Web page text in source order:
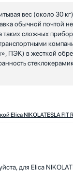
вес (около 30
обычной почтой
таких сложных
ПЭК) в жесткой
Elica NIKOLATESLA FIT
для Elica